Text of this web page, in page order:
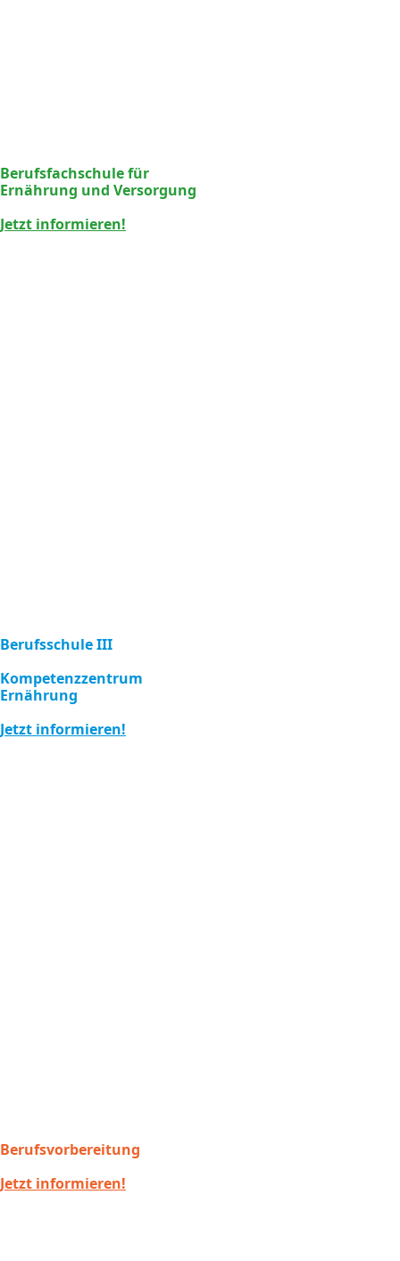
Berufsfachschule für
Ernährung und Versorgung
Jetzt informieren!
Berufsschule III
Kompetenzzentrum
Ernährung
Jetzt informieren!
Berufsvorbereitung
Jetzt informieren!